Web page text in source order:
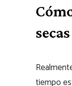
secas
tiempo